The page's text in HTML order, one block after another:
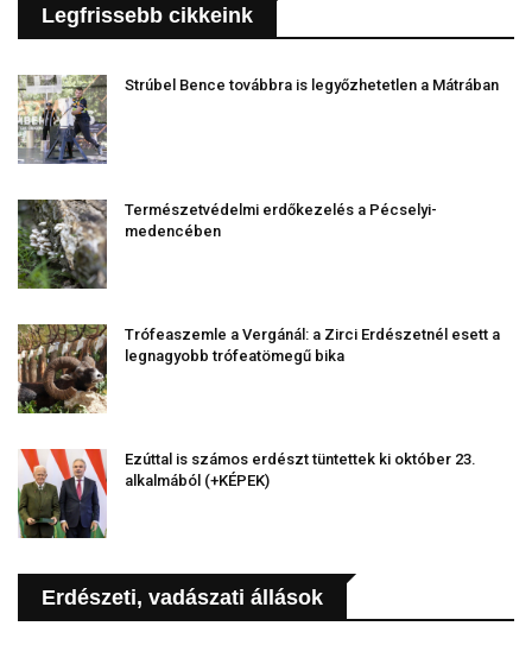
Legfrissebb cikkeink
Strúbel Bence továbbra is legyőzhetetlen a Mátrában
Természetvédelmi erdőkezelés a Pécselyi-
medencében
Trófeaszemle a Vergánál: a Zirci Erdészetnél esett a
legnagyobb trófeatömegű bika
Ezúttal is számos erdészt tüntettek ki október 23.
alkalmából (+KÉPEK)
Erdészeti, vadászati állások